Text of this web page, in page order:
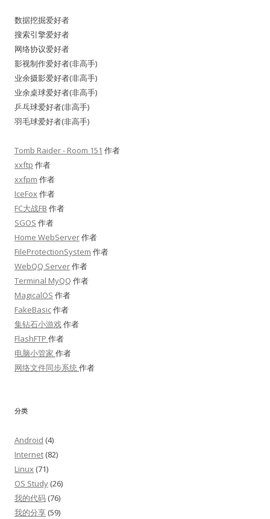
数据挖掘爱好者
搜索引擎爱好者
网络协议爱好者
影视制作爱好者(非高手)
业余摄影爱好者(非高手)
业余桌球爱好者(非高手)
乒乓球爱好者(非高手)
羽毛球爱好者(非高手)
Tomb Raider - Room 151 作者
xxftp 作者
xxfpm 作者
IceFox作者
FC大战FB 作者
SGOS 作者
Home WebServer作者
FileProtectionSystem 作者
WebQQ Server作者
Terminal MyQQ 作者
MagicalOS 作者
FakeBasic作者
集钻石小游戏作者
FlashFTP 作者
电脑小管家 作者
网络文件同步系统作者
分类
Android (4)
Internet (82)
Linux (71)
OS Study (26)
我的代码 (76)
我的分享 (59)